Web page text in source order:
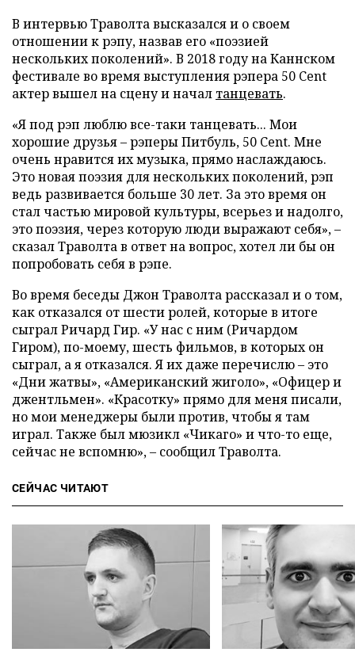
В интервью Траволта высказался и о своем
отношении к рэпу, назвав его «поэзией
нескольких поколений». В 2018 году на Каннском
фестивале во время выступления рэпера 50 Cent
актер вышел на сцену и начал танцевать.
«Я под рэп люблю все-таки танцевать... Мои
хорошие друзья – рэперы Питбуль, 50 Cent. Мне
очень нравится их музыка, прямо наслаждаюсь.
Это новая поэзия для нескольких поколений, рэп
ведь развивается больше 30 лет. За это время он
стал частью мировой культуры, всерьез и надолго,
это поэзия, через которую люди выражают себя», –
сказал Траволта в ответ на вопрос, хотел ли бы он
попробовать себя в рэпе.
Во время беседы Джон Траволта рассказал и о том,
как отказался от шести ролей, которые в итоге
сыграл Ричард Гир. «У нас с ним (Ричардом
Гиром), по-моему, шесть фильмов, в которых он
сыграл, а я отказался. Я их даже перечислю – это
«Дни жатвы», «Американский жиголо», «Офицер и
джентльмен». «Красотку» прямо для меня писали,
но мои менеджеры были против, чтобы я там
играл. Также был мюзикл «Чикаго» и что-то еще,
сейчас не вспомню», – сообщил Траволта.
СЕЙЧАС ЧИТАЮТ